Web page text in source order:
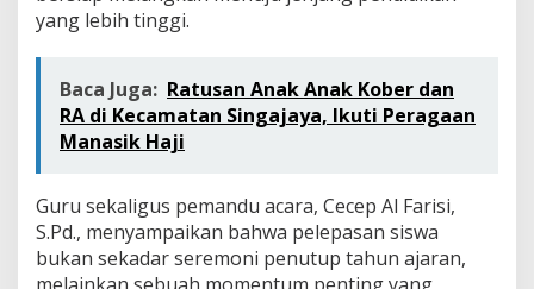
A
N
yang lebih tinggi.
Baca Juga: Ratusan Anak Anak Kober dan
RA di Kecamatan Singajaya, Ikuti Peragaan
Manasik Haji
Guru sekaligus pemandu acara, Cecep Al Farisi,
S.Pd., menyampaikan bahwa pelepasan siswa
bukan sekadar seremoni penutup tahun ajaran,